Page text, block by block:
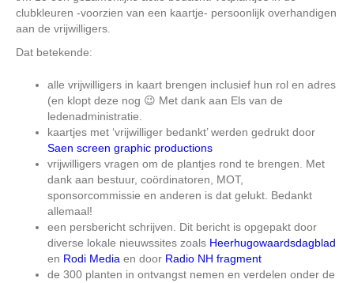
clubkleuren -voorzien van een kaartje- persoonlijk overhandigen
aan de vrijwilligers.
Dat betekende:
alle vrijwilligers in kaart brengen inclusief hun rol en adres
(en klopt deze nog 😉 Met dank aan Els van de
ledenadministratie.
kaartjes met ‘vrijwilliger bedankt’ werden gedrukt door
Saen screen graphic productions
vrijwilligers vragen om de plantjes rond te brengen. Met
dank aan bestuur, coördinatoren, MOT,
sponsorcommissie en anderen is dat gelukt. Bedankt
allemaal!
een persbericht schrijven. Dit bericht is opgepakt door
diverse lokale nieuwssites zoals Heerhugowaardsdagblad
en Rodi Media en door Radio NH fragment
de 300 planten in ontvangst nemen en verdelen onder de